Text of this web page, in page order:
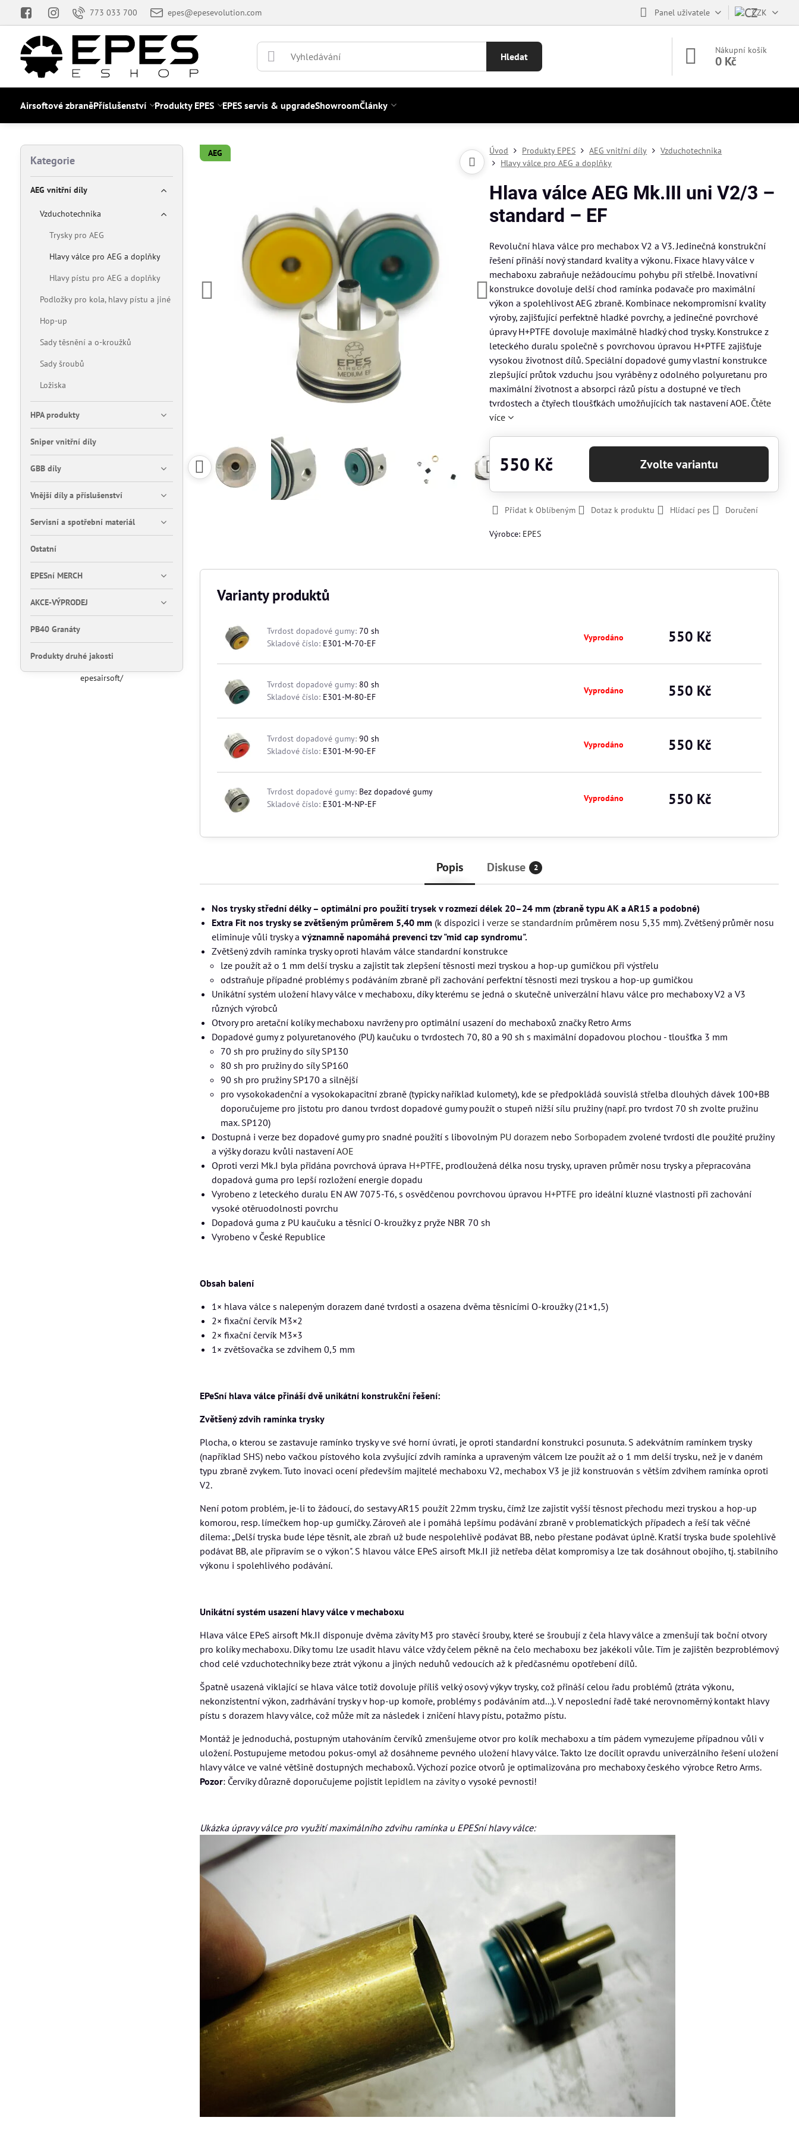
773 033 700 epes@epesevolution.com Panel uživatele CZK
Hledat
Nákupní košík
0 Kč
Airsoftové zbraněPříslušenství Produkty EPES EPES servis & upgradeShowroomČlánky
AEG Úvod Produkty EPES AEG vnitřní díly
Vzduchotechnika
Hlavy válce pro AEG a doplňky
Hlava válce AEG Mk.III uni V2/3 –
standard – EF
Revoluční hlava válce pro mechabox V2 a V3. Jedinečná konstrukční
řešení přináší nový standard kvality a výkonu. Fixace hlavy válce v
mechaboxu zabraňuje nežádoucímu pohybu při střelbě. Inovativní
konstrukce dovoluje delší chod ramínka podavače pro maximální
výkon a spolehlivost AEG zbraně. Kombinace nekompromisní kvality
výroby, zajišťující perfektně hladké povrchy, a jedinečné povrchové
úpravy H+PTFE dovoluje maximálně hladký chod trysky. Konstrukce z
leteckého duralu společně s povrchovou úpravou H+PTFE zajišťuje
vysokou životnost dílů. Speciální dopadové gumy vlastní konstrukce
zlepšující průtok vzduchu jsou vyráběny z odolného polyuretanu pro
maximální životnost a absorpci rázů pístu a dostupné ve třech
tvrdostech a čtyřech tloušťkách umožňujících tak nastavení AOE. Čtěte
více
550 Kč Zvolte variantu
Přidat k Oblíbeným Dotaz k produktu Hlídací pes Doručení
Výrobce: EPES
Varianty produktů
Tvrdost dopadové gumy:70 sh
Skladové číslo: E301-M-70-EF
Vyprodáno 550 Kč
Tvrdost dopadové gumy: 80 sh
Skladové číslo: E301-M-80-EF
Vyprodáno 550 Kč
Tvrdost dopadové gumy:90 sh
Skladové číslo: E301-M-90-EF
Vyprodáno 550 Kč
Tvrdost dopadové gumy: Bez dopadové gumy
Skladové číslo: E301-M-NP-EF
Vyprodáno 550 Kč
Popis Diskuse 2
Nos trysky střední délky – optimální pro použití trysek v rozmezí délek 20–24 mm (zbraně typu AK a AR15 a podobné)
Extra Fit nos trysky se zvětšeným průměrem 5,40 mm (k dispozici iverze se standardním průměrem nosu 5,35 mm). Zvětšený průměr nosu
eliminuje vůli trysky avýznamně napomáhá prevenci tzv "mid cap syndromu".
Zvětšený zdvih ramínka trysky oproti hlavám válce standardní konstrukce
lze použít až o 1 mm delší trysku a zajistit tak zlepšení těsnosti mezi tryskou a hop-up gumičkou při výstřelu
odstraňuje případné problémy s podáváním zbraně při zachování perfektní těsnosti mezi tryskou a hop-up gumičkou
Unikátní systém uložení hlavy válce v mechaboxu, díky kterému se jedná o skutečně univerzální hlavu válce pro mechaboxy V2 a V3
různých výrobců
Otvory pro aretační kolíky mechaboxu navrženy pro optimální usazení do mechaboxů značky Retro Arms
Dopadové gumy z polyuretanového (PU) kaučuku o tvrdostech 70, 80 a 90 sh s maximální dopadovou plochou - tloušťka 3 mm
70 sh pro pružiny do síly SP130
80 sh pro pružiny do síly SP160
90 sh pro pružiny SP170 a silnější
pro vysokokadenční a vysokokapacitní zbraně (typicky naříklad kulomety), kde se předpokládá souvislá střelba dlouhých dávek 100+BB
doporučujeme pro jistotu pro danou tvrdost dopadové gumy použít o stupeň nižší sílu pružiny (např. pro tvrdost 70 sh zvolte pružinu
max. SP120)
Dostupná i verze bez dopadové gumy pro snadné použití s libovolným PU dorazem nebo Sorbopadem zvolené tvrdosti dle použité pružiny
a výšky dorazu kvůli nastaveníAOE
Oproti verzi Mk.I byla přidána povrchová úprava H+PTFE, prodloužená délka nosu trysky, upraven průměr nosu trysky a přepracována
dopadová guma pro lepší rozložení energie dopadu
Vyrobeno z leteckého duralu EN AW 7075-T6, s osvědčenou povrchovou úpravou H+PTFE pro ideální kluzné vlastnosti při zachování
vysoké otěruodolnosti povrchu
Dopadová guma z PU kaučuku a těsnicí O-kroužky z pryže NBR 70 sh
Vyrobeno v České Republice
Obsah balení
1× hlava válce s nalepeným dorazem dané tvrdosti a osazena dvěma těsnicími O-kroužky (21×1,5)
2× fixační červík M3×2
2× fixační červík M3×3
1× zvětšovačka se zdvihem 0,5 mm
EPeSní hlava válce přináší dvě unikátní konstrukční řešení:
Zvětšený zdvih ramínka trysky
Plocha, o kterou se zastavuje ramínko trysky ve své horní úvrati, je oproti standardní konstrukci posunuta. S adekvátním ramínkem trysky
(například SHS) nebo vačkou pístového kola zvyšující zdvih ramínka a upraveným válcem lze použít až o 1 mm delší trysku, než je v daném
typu zbraně zvykem. Tuto inovaci ocení především majitelé mechaboxu V2, mechabox V3 je již konstruován s větším zdvihem ramínka oproti
V2.
Není potom problém, je-li to žádoucí, do sestavy AR15 použít 22mm trysku, čímž lze zajistit vyšší těsnost přechodu mezi tryskou a hop-up
komorou, resp. límečkem hop-up gumičky. Zároveň ale i pomáhá lepšímu podávání zbraně v problematických případech a řeší tak věčné
dilema: „Delší tryska bude lépe těsnit, ale zbraň už bude nespolehlivě podávat BB, nebo přestane podávat úplně. Kratší tryska bude spolehlivě
podávat BB, ale připravím se o výkon". S hlavou válce EPeS airsoft Mk.II již netřeba dělat kompromisy a lze tak dosáhnout obojího, tj. stabilního
výkonu i spolehlivého podávání.
Unikátní systém usazení hlavy válce v mechaboxu
Hlava válce EPeS airsoft Mk.II disponuje dvěma závity M3 pro stavěcí šrouby, které se šroubují z čela hlavy válce a zmenšují tak boční otvory
pro kolíky mechaboxu. Díky tomu lze usadit hlavu válce vždy čelem pěkně na čelo mechaboxu bez jakékoli vůle. Tím je zajištěn bezproblémový
chod celé vzduchotechniky beze ztrát výkonu a jiných neduhů vedoucích až k předčasnému opotřebení dílů.
Špatně usazená viklající se hlava válce totiž dovoluje příliš velký osový výkyv trysky, což přináší celou řadu problémů (ztráta výkonu,
nekonzistentní výkon, zadrhávání trysky v hop-up komoře, problémy s podáváním atd...). V neposlední řadě také nerovnoměrný kontakt hlavy
pístu s dorazem hlavy válce, což může mít za následek i zničení hlavy pístu, potažmo pístu.
Montáž je jednoduchá, postupným utahováním červíků zmenšujeme otvor pro kolík mechaboxu a tím pádem vymezujeme případnou vůli v
uložení. Postupujeme metodou pokus-omyl až dosáhneme pevného uložení hlavy válce. Takto lze docílit opravdu univerzálního řešení uložení
hlavy válce ve valné většině dostupných mechaboxů. Výchozí pozice otvorů je optimalizována pro mechaboxy českého výrobce Retro Arms.
Pozor: Červíky důrazně doporučujeme pojistit lepidlem na závityo vysoké pevnosti!
Ukázka úpravy válce pro využití maximálního zdvihu ramínka u EPESní hlavy válce:
Kategorie
AEG vnitřní díly
Vzduchotechnika
Trysky pro AEG
Hlavy válce pro AEG a doplňky
Hlavy pístu pro AEG a doplňky
Podložky pro kola, hlavy pístu a jiné
Hop-up
Sady těsnění a o-kroužků
Sady šroubů
Ložiska
HPA produkty
Sniper vnitřní díly
GBB díly
Vnější díly a příslušenství
Servisní a spotřební materiál
Ostatní
EPESní MERCH
AKCE-VÝPRODEJ
PB40 Granáty
Produkty druhé jakosti
epesairsoft/